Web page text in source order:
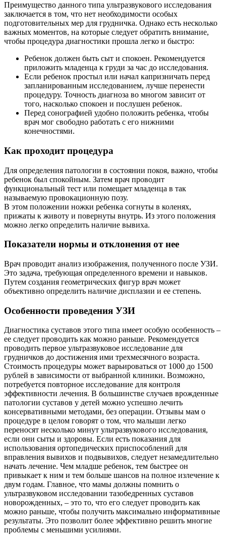
Преимущество данного типа ультразвукового исследования
заключается в том, что нет необходимости особых
подготовительных мер для грудничка. Однако есть несколько
важных моментов, на которые следует обратить внимание,
чтобы процедура диагностики прошла легко и быстро:
Ребенок должен быть сыт и спокоен. Рекомендуется
приложить младенца к груди за час до исследования.
Если ребенок простыл или начал капризничать перед
запланированным исследованием, лучше перенести
процедуру. Точность диагноза во многом зависит от
того, насколько спокоен и послушен ребенок.
Перед сонографией удобно положить ребенка, чтобы
врач мог свободно работать с его нижними
конечностями.
Как проходит процедура
Для определения патологии в состоянии покоя, важно, чтобы
ребенок был спокойным. Затем врач проводит
функциональный тест или помещает младенца в так
называемую провокационную позу.
В этом положении ножки ребенка согнуты в коленях,
прижаты к животу и повернуты внутрь. Из этого положения
можно легко определить наличие вывиха.
Показатели нормы и отклонения от нее
Врач проводит анализ изображения, полученного после УЗИ.
Это задача, требующая определенного времени и навыков.
Путем создания геометрических фигур врач может
объективно определить наличие дисплазии и ее степень.
Особенности проведения УЗИ
Диагностика суставов этого типа имеет особую особенность –
ее следует проводить как можно раньше. Рекомендуется
проводить первое ультразвуковое исследование для
грудничков до достижения ими трехмесячного возраста.
Стоимость процедуры может варьироваться от 1000 до 1500
рублей в зависимости от выбранной клиники. Возможно,
потребуется повторное исследование для контроля
эффективности лечения. В большинстве случаев врожденные
патологии суставов у детей можно успешно лечить
консервативными методами, без операции. Отзывы мам о
процедуре в целом говорят о том, что малыши легко
переносят несколько минут ультразвукового исследования,
если они сыты и здоровы. Если есть показания для
использования ортопедических приспособлений для
вправления вывихов и подвывихов, следует незамедлительно
начать лечение. Чем младше ребенок, тем быстрее он
привыкает к ним и тем больше шансов на полное излечение к
двум годам. Главное, что мамы должны помнить о
ультразвуковом исследовании тазобедренных суставов
новорожденных, – это то, что его следует проводить как
можно раньше, чтобы получить максимально информативные
результаты. Это позволит более эффективно решить многие
проблемы с меньшими усилиями.